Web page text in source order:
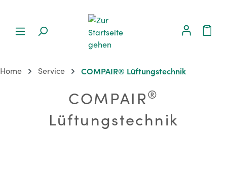
Home Service COMPAIR® Lüftungstechnik
COMPAIR®
Lüftungstechnik